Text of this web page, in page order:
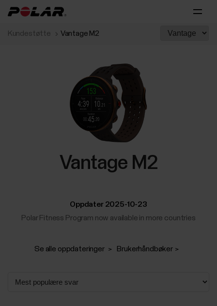
Kundestøtte Vantage M2
Vantage M2
Oppdater 2025-10-23
Polar Fitness Program now available in more countries
Se alle oppdateringer Brukerhåndbøker